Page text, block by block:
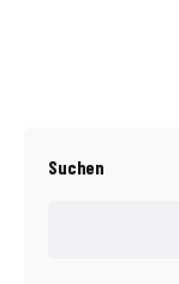
Suchen